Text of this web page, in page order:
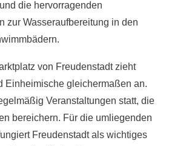
die hervorragenden
zur Wasseraufbereitung in den
von Freudenstadt zieht
Einheimische gleichermaßen an.
Veranstaltungen statt, die
bereichern. Für die umliegenden
Freudenstadt als wichtiges